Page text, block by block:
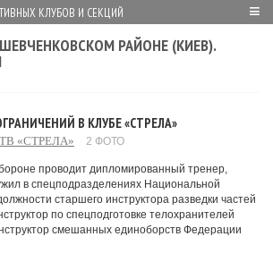
КЛУБОВ И СЕКЦИЙ ≡
РАЙОНЕ (КИЕВ).
В КЛУБЕ «СТРЕЛА»
«СТРЕЛА» 2 ФОТО
проводит дипломированный тренер,
в спецподразделениях Национальной
старшего инструктора разведки частей
по спецподготовке телохранителей
смешанных единоборств Федерации